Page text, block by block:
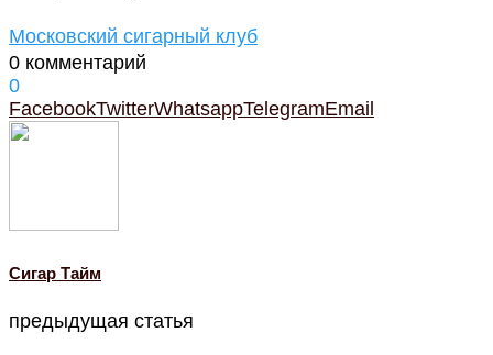
Московский сигарный клуб
0 комментарий
0
FacebookTwitterWhatsappTelegramEmail
Cигар Тайм
предыдущая статья